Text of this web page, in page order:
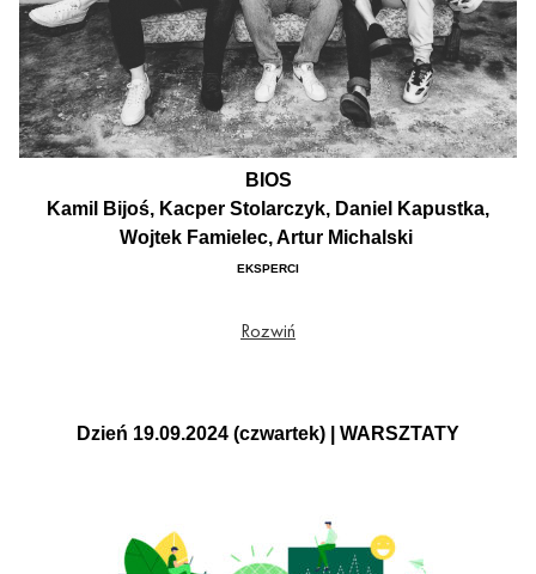
BIOS
Kamil Bijoś, Kacper Stolarczyk, Daniel Kapustka,
Wojtek Famielec, Artur Michalski
EKSPERCI
jest zarówno zawodem, jak i pasją. Ten autorski projekt powstał podczas
postanowili przemówić własnym, autorskim głosem. Ich marzeniem było grać taka
muzykę, jaką kochają, bez ograniczeń czy tego co narzucają ramy rynku.
Rozwiń
Dzień 19.09.2024 (czwartek) | WARSZTATY